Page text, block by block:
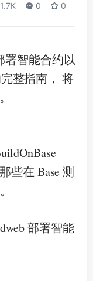
1.7K 0 0
署智能合约以
整指南， 将
些在 Base 测
部署智能